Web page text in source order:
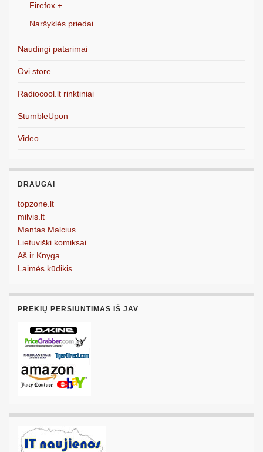
Firefox +
Naršyklės priedai
Naudingi patarimai
Ovi store
Radiocool.lt rinktiniai
StumbleUpon
Video
DRAUGAI
topzone.lt
milvis.lt
Mantas Malcius
Lietuviški komiksai
Aš ir Knyga
Laimės kūdikis
PREKIŲ PERSIUNTIMAS IŠ JAV